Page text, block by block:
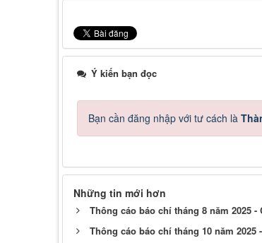
Ý kiến bạn đọc
Bạn cần đăng nhập với tư cách là
Những tin mới hơn
Thông cáo báo chí tháng 8 năm 2025 -
Thông cáo báo chí tháng 10 năm 2025